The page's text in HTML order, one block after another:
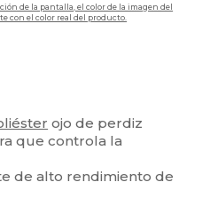
de la pantalla, el color de la imagen del
con el color real del producto.
ojo de perdiz
que controla la
de alto rendimiento de